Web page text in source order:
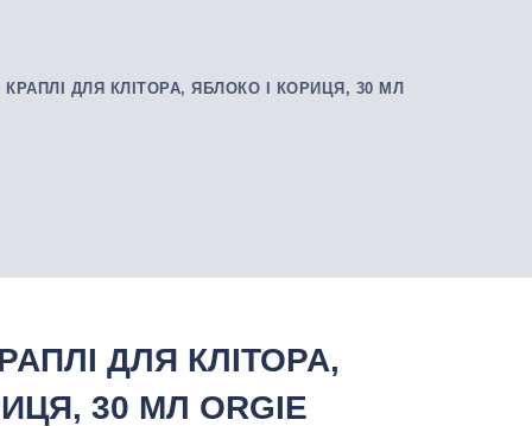
ДЛЯ КЛІТОРА, ЯБЛОКО І КОРИЦЯ, 30 МЛ
ДЛЯ КЛІТОРА,
30 МЛ ORGIE